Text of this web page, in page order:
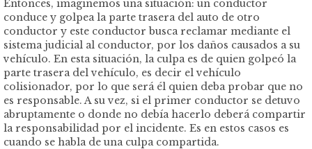
Entonces, imaginemos una situación: un conductor
conduce y golpea la parte trasera del auto de otro
conductor y este conductor busca reclamar mediante el
sistema judicial al conductor, por los daños causados ​​a su
vehículo. En esta situación, la culpa es de quien golpeó la
parte trasera del vehículo, es decir el vehículo
colisionador, por lo que será él quien deba probar que no
es responsable. A su vez, si el primer conductor se detuvo
abruptamente o donde no debía hacerlo deberá compartir
la responsabilidad por el incidente. Es en estos casos es
cuando se habla de una culpa compartida.